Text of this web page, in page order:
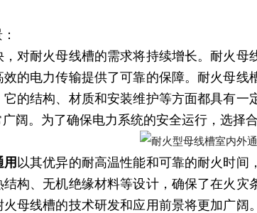
对耐火母线槽的需求将持续增长。耐火
的电力传输提供了可靠的保障。耐火母
的结构、材质和安装维护等方面都具有
阔。为了确保电力系统的安全运行，选择
以其优异的耐高温性能和可靠的耐火时间
构、无机绝缘材料等设计，确保了在火
母线槽的技术研发和应用前景将更加广阔